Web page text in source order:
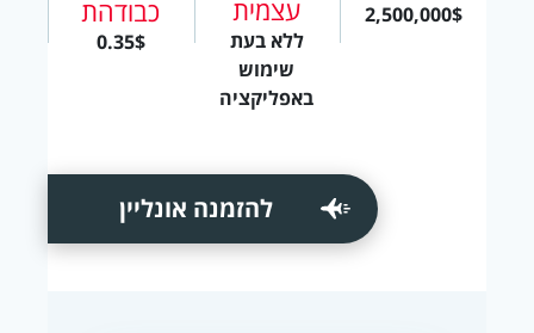
2,500,000$
עצמית
ללא בעת
שימוש
באפליקציה
כבודהת
0.35$
להזמנה אונליין